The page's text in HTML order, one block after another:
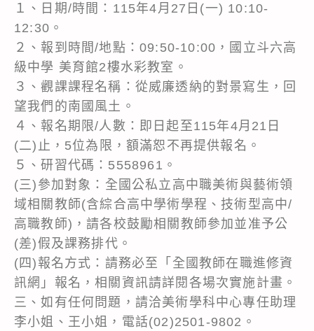
１、日期/時間：115年4月27日(一) 10:10-
12:30。
２、報到時間/地點：09:50-10:00，國立斗六高
級中學 美育館2樓水彩教室。
３、觀課課程名稱：從威廉透納的對景寫生，回
望我們的南國風土。
４、報名期限/人數：即日起至115年4月21日
(二)止，5位為限，額滿恕不再提供報名。
５、研習代碼：5558961。
(三)參加對象：全國公私立高中職美術與藝術領
域相關教師(含綜合高中學術學程、技術型高中/
高職教師)，請各校鼓勵相關教師參加並准予公
(差)假及課務排代。
(四)報名方式：請務必至「全國教師在職進修資
訊網」報名，相關資訊請詳閱各場次實施計畫。
三、如有任何問題，請洽美術學科中心專任助理
李小姐、王小姐，電話(02)2501-9802。